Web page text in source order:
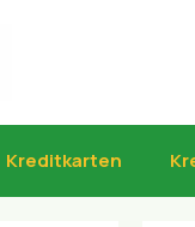
Kreditkarten